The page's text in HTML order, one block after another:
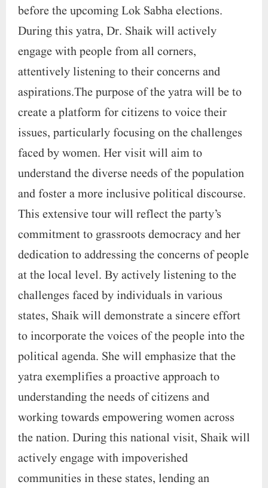
before the upcoming Lok Sabha elections.
During this yatra, Dr. Shaik will actively
engage with people from all corners,
attentively listening to their concerns and
aspirations.The purpose of the yatra will be to
create a platform for citizens to voice their
issues, particularly focusing on the challenges
faced by women. Her visit will aim to
understand the diverse needs of the population
and foster a more inclusive political discourse.
This extensive tour will reflect the party’s
commitment to grassroots democracy and her
dedication to addressing the concerns of people
at the local level. By actively listening to the
challenges faced by individuals in various
states, Shaik will demonstrate a sincere effort
to incorporate the voices of the people into the
political agenda. She will emphasize that the
yatra exemplifies a proactive approach to
understanding the needs of citizens and
working towards empowering women across
the nation. During this national visit, Shaik will
actively engage with impoverished
communities in these states, lending an